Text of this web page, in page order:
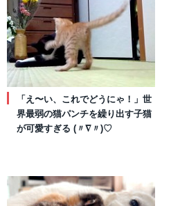
「え〜い、これでどうにゃ！」世
界最弱の猫パンチを繰り出す子猫
が可愛すぎる (〃∇〃)♡